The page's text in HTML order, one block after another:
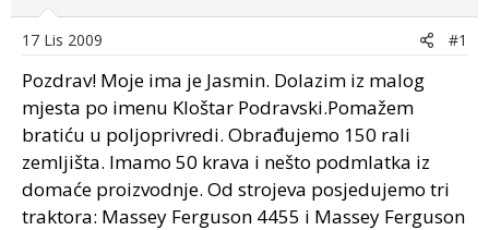
r
e
n
u
o
o
g
p
o
s
t
a
17 Lis 2009 #1
Pozdrav! Moje ima je Jasmin. Dolazim iz malog
mjesta po imenu Kloštar Podravski.Pomažem
bratiću u poljoprivredi. Obrađujemo 150 rali
zemljišta. Imamo 50 krava i nešto podmlatka iz
domaće proizvodnje. Od strojeva posjedujemo tri
traktora: Massey Ferguson 4455 i Massey Ferguson